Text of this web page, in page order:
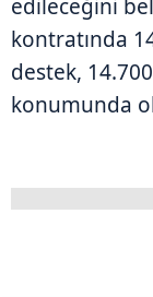
edileceğini
kontratında
destek,
konumunda